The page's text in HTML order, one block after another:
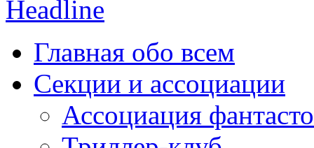
Главная обо всем
Секции и ассоциации
Ассоциация